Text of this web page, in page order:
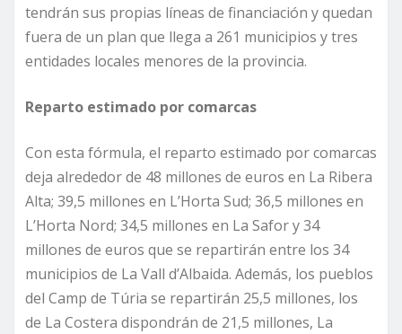
tendrán sus propias líneas de financiación y quedan
fuera de un plan que llega a 261 municipios y tres
entidades locales menores de la provincia.
Reparto estimado por comarcas
Con esta fórmula, el reparto estimado por comarcas
deja alrededor de 48 millones de euros en La Ribera
Alta; 39,5 millones en L’Horta Sud; 36,5 millones en
L’Horta Nord; 34,5 millones en La Safor y 34
millones de euros que se repartirán entre los 34
municipios de La Vall d’Albaida. Además, los pueblos
del Camp de Túria se repartirán 25,5 millones, los
de La Costera dispondrán de 21,5 millones, La